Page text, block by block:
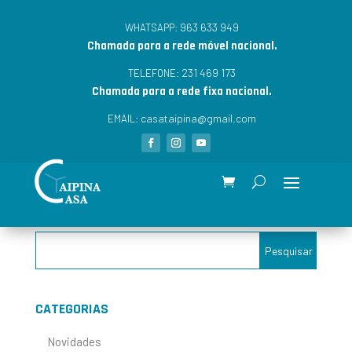
WHATSAPP: 963 633 949
Chamada para a rede móvel nacional.
TELEFONE: 231 469 173
Chamada para a rede fixa nacional.
EMAIL: casataipina@gmail.com
CATEGORIAS
Novidades